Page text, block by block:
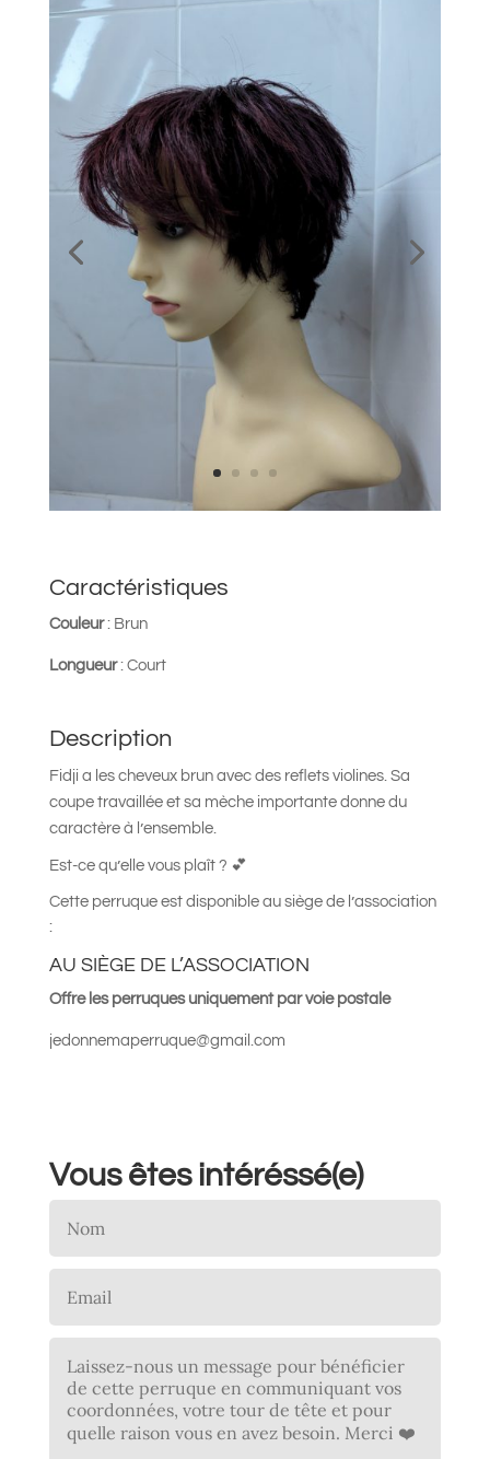
Caractéristiques
Couleur: Brun
Longueur: Court
Description
Fidji a les cheveux brun avec des reflets violines. Sa
coupe travaillée et sa mèche importante donne du
caractère à l’ensemble.
Est-ce qu’elle vous plaît ? 💕
Cette perruque est disponible au siège de l’association
:
AU SIÈGE DE L’ASSOCIATION
Offre les perruques uniquement par voie postale
jedonnemaperruque@gmail.com
Vous êtes intéréssé(e)